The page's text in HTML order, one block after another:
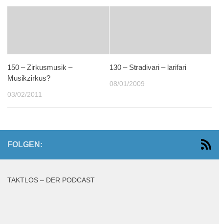
150 – Zirkusmusik –
Musikzirkus?
03/02/2011
130 – Stradivari – larifari
08/01/2009
FOLGEN:
TAKTLOS – DER PODCAST